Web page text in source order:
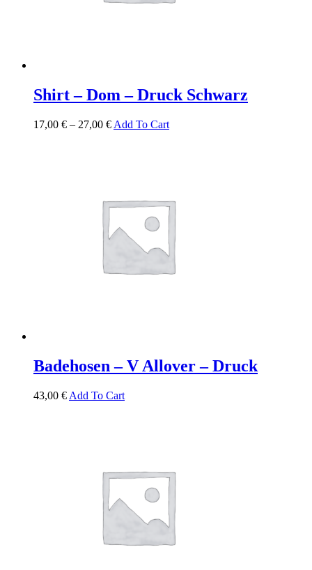
Shirt – Dom – Druck Schwarz
17,00 € – 27,00 € Add To Cart
Badehosen – V Allover – Druck
43,00 € Add To Cart